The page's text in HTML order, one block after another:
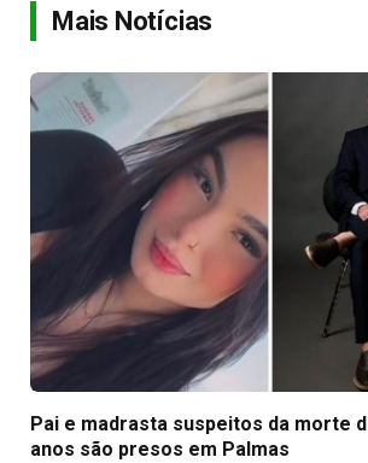
Mais Notícias
Pai e madrasta suspeitos da morte
anos são presos em Palmas